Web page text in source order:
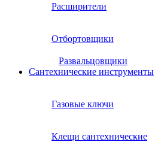
Расширители
Отбортовщики
Развальцовщики
Сантехнические инcтрументы
Газовые ключи
Клещи сантехнические